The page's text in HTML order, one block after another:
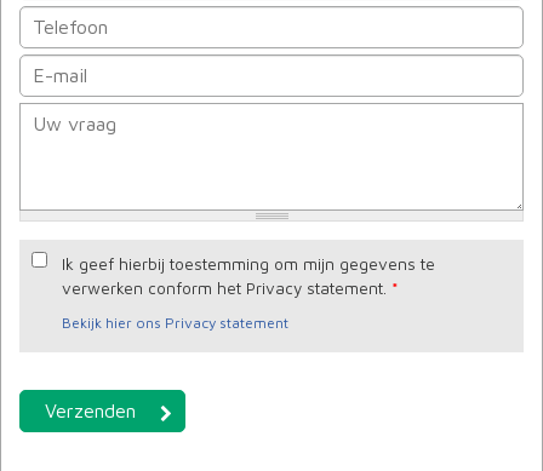
Ik geef hierbij toestemming om mijn gegevens te
verwerken conform het Privacy statement. *
Bekijk hier ons Privacy statement